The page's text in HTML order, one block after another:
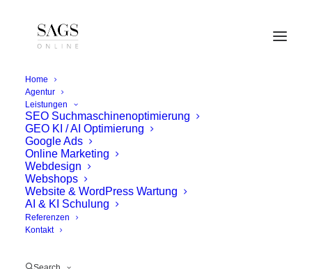
Home
Agentur
Leistungen
SEO Suchmaschinenoptimierung
GEO KI / AI Optimierung
Google Ads
Online Marketing
Webdesign
Webshops
Website & WordPress Wartung
AI & KI Schulung
Referenzen
Kontakt